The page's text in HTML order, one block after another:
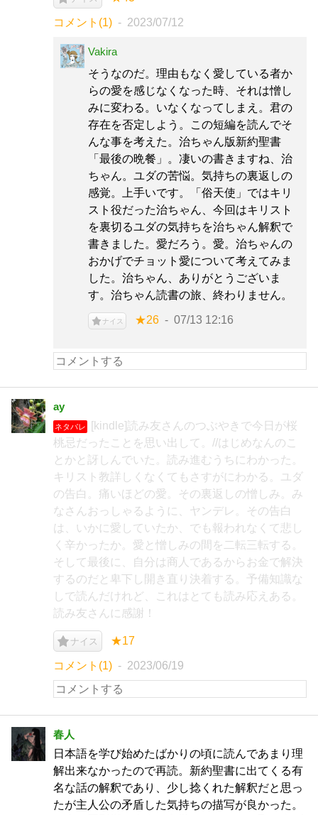
コメント(1) 2023/07/12
Vakira
そうなのだ。理由もなく愛している者か
らの愛を感じなくなった時、それは憎し
みに変わる。いなくなってしまえ。君の
存在を否定しよう。この短編を読んでそ
んな事を考えた。治ちゃん版新約聖書
「最後の晩餐」。凄いの書きますね、治
ちゃん。ユダの苦悩。気持ちの裏返しの
感覚。上手いです。「俗天使」ではキリ
スト役だった治ちゃん、今回はキリスト
を裏切るユダの気持ちを治ちゃん解釈で
書きました。愛だろう。愛。治ちゃんの
おかげでチョット愛について考えてみま
した。治ちゃん、ありがとうございま
す。治ちゃん読書の旅、終わりません。
ナイス ★26 07/13 12:16
ay
ネタバレ
[kindle]読み友さんのつぶやきで今日が桜
桃忌だったことを思い出して。//はじめなんのこ
とかと訝しんでいた。読み進むうちにわかった。
キリスト教詳しくなくてもさすがにわかる。ユダ
の告白。痛いほどの愛。その裏返しの憎しみ。み
なさんおっしゃるように、ヤンデレ。その告白
は、いかに愛していたか、でも報われなくて悲し
く辛かったか。愛と憎しみの間を二転三転する。
そして最後に、自分は商人であるからお金で解決
するのだと卑下し開き直り決着する。予備知識な
しで読んだけれど、これはとても読み応えある。
読み友さんに感謝！
ナイス ★17
コメント(1) 2023/06/19
春人
日本語を学び始めたばかりの頃に読んであまり理
解出来なかったので再読。新約聖書に出てくる有
名な話の解釈であり、少し捻くれた解釈だと思っ
たが主人公の矛盾した気持ちの描写が良かった。